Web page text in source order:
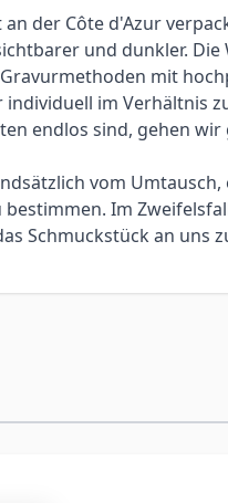
der Côte d'Azur
und dunkler.
mit
im Verhältnis
endlos sind, gehen
vom
Im
Schmuckstück an